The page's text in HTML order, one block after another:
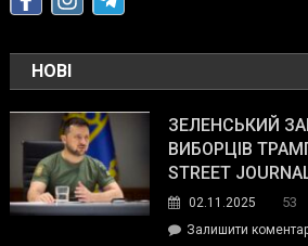
НОВІ
ЗЕЛЕНСЬКИЙ
ВИБОРЦІВ
STREET
02.11.2025 53
Залишити